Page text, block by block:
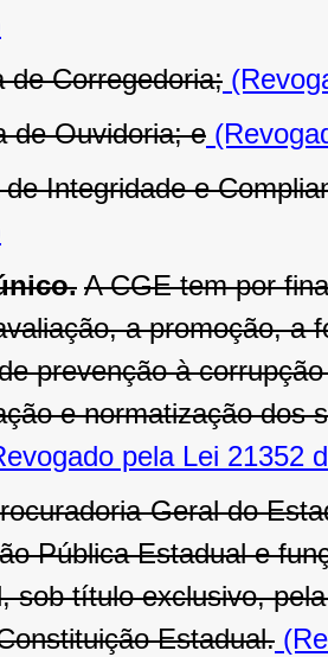
de Corregedoria;
de Ouvidoria; e
Integridade e
A CGE tem por
a promoção, a
prevenção à
e normatização dos
pela Lei 21352
Geral do
Pública Estadual e
sob título exclusivo,
Estadual.